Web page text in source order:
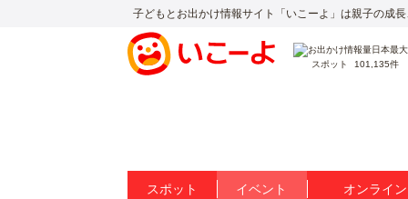
子どもとお出かけ情報サイト「いこーよ」は親子の成長
スポット 101,135件
スポット イベント オンライ